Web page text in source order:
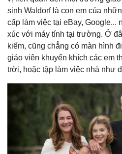
sinh Waldorf là con em của
cấp làm việc tại eBay,
xúc với máy tính tại trường. Ở
kiếm, cũng chẳng có màn hình
giáo viên khuyến khích các em
trời, hoặc tập làm việc nhà như